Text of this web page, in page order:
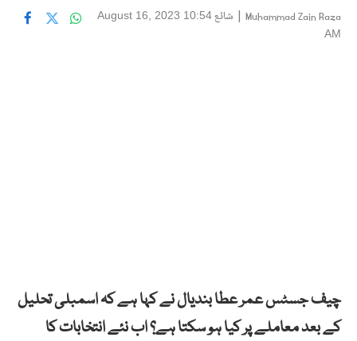
Muhammad Zain Raza
| شائعAugust 16, 2023 10:54
AM
چیف جسٹس عمر عطا بندیال نے کہا ہے کہ اسمبلی تحلیل
کے بعد معاملے پر کیا ہو سکتا ہے؟ اب نئے انتخابات کا